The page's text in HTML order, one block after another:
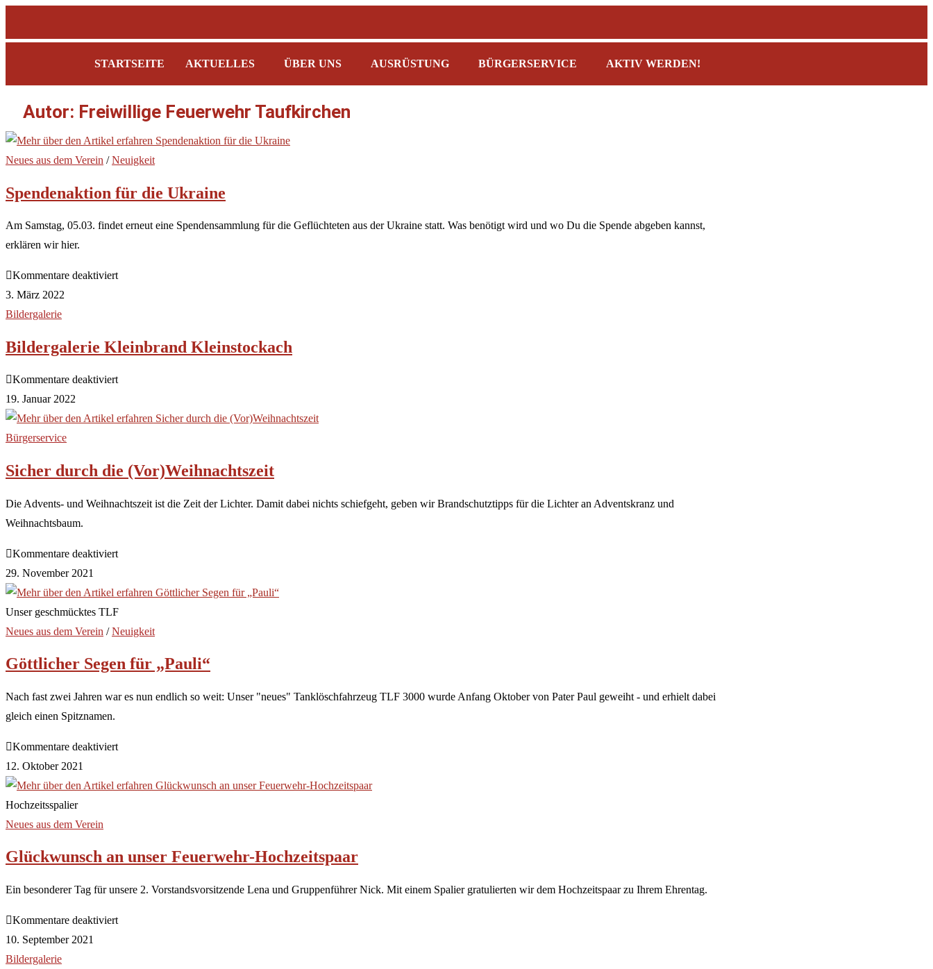
STARTSEITE AKTUELLES ÜBER UNS AUSRÜSTUNG BÜRGERSERVICE AKTIV WERDEN!
Autor: Freiwillige Feuerwehr Taufkirchen
Neues aus dem Verein /Neuigkeit
Spendenaktion für die Ukraine
Am Samstag, 05.03. findet erneut eine Spendensammlung für die Geflüchteten aus der Ukraine statt. Was benötigt wird und wo Du die Spende abgeben kannst,
erklären wir hier.
Kommentare deaktiviert
3. März 2022
Bildergalerie
Bildergalerie Kleinbrand Kleinstockach
Kommentare deaktiviert
19. Januar 2022
Bürgerservice
Sicher durch die (Vor)Weihnachtszeit
Die Advents- und Weihnachtszeit ist die Zeit der Lichter. Damit dabei nichts schiefgeht, geben wir Brandschutztipps für die Lichter an Adventskranz und
Weihnachtsbaum.
Kommentare deaktiviert
29. November 2021
Unser geschmücktes TLF
Neues aus dem Verein /Neuigkeit
Göttlicher Segen für „Pauli“
Nach fast zwei Jahren war es nun endlich so weit: Unser "neues" Tanklöschfahrzeug TLF 3000 wurde Anfang Oktober von Pater Paul geweiht - und erhielt dabei
gleich einen Spitznamen.
Kommentare deaktiviert
12. Oktober 2021
Hochzeitsspalier
Neues aus dem Verein
Glückwunsch an unser Feuerwehr-Hochzeitspaar
Ein besonderer Tag für unsere 2. Vorstandsvorsitzende Lena und Gruppenführer Nick. Mit einem Spalier gratulierten wir dem Hochzeitspaar zu Ihrem Ehrentag.
Kommentare deaktiviert
10. September 2021
Bildergalerie